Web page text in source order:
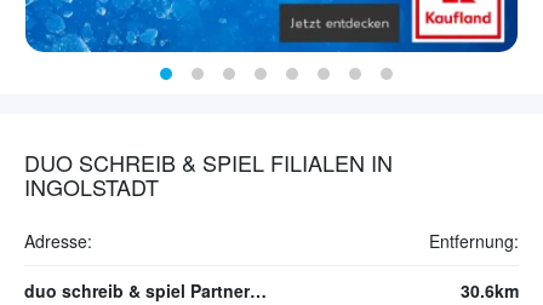
DUO SCHREIB & SPIEL FILIALEN IN
INGOLSTADT
Adresse: Entfernung:
duo schreib & spiel Partner TABA-PRESS GmbH 30.6km